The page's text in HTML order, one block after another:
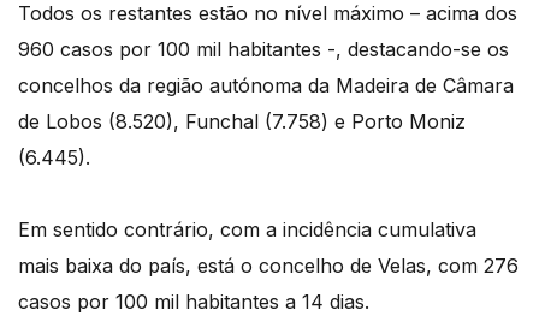
Todos os restantes estão no nível máximo – acima dos
960 casos por 100 mil habitantes -, destacando-se os
concelhos da região autónoma da Madeira de Câmara
de Lobos (8.520), Funchal (7.758) e Porto Moniz
(6.445).
Em sentido contrário, com a incidência cumulativa
mais baixa do país, está o concelho de Velas, com 276
casos por 100 mil habitantes a 14 dias.